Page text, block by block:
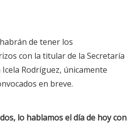
de tener los
con la titular de la Secretaría
Rodríguez, únicamente
en breve.
lo hablamos el día de hoy con